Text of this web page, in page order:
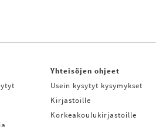
Yhteisöjen ohjeet
Usein kysytyt kysymykset
Kirjastoille
Korkeakoulukirjastoille